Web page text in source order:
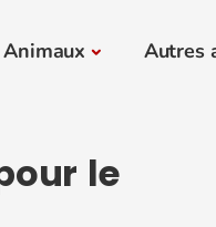
Animaux Autres
le